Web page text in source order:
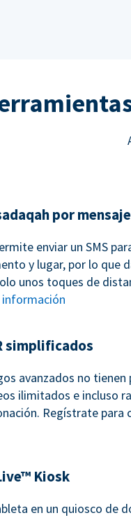
por
enviar un SMS
y lugar, por lo que
unos toques de
información
simplificados
avanzados no tienen
ilimitados e incluso
Regístrate para
Kiosk
en un quiosco de